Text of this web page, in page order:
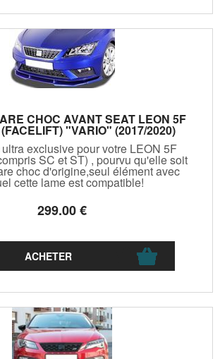
CHOC AVANT SEAT LEON 5F
"VARIO" (2017/2020)
exclusive pour votre LEON 5F
SC et ST) , pourvu qu'elle soit
choc d'origine,seul élément avec
cette lame est compatible!
299.00€